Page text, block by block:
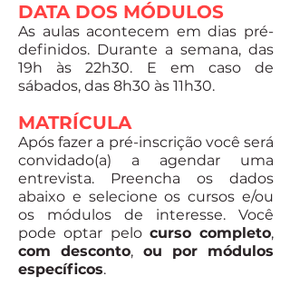
DATA DOS MÓDULOS
As aulas acontecem em dias pré-
definidos. Durante a semana, das
19h às 22h30. E em caso de
sábados, das 8h30 às 11h30.
MATRÍCULA
Após fazer a pré-inscrição você será
convidado(a) a agendar uma
entrevista. Preencha os dados
abaixo e selecione os cursos e/ou
os módulos de interesse. Você
pode optar pelo curso completo,
com desconto, ou por módulos
específicos.